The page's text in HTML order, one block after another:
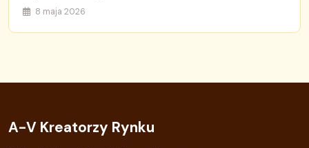
8 maja 2026
A-V Kreatorzy Rynku